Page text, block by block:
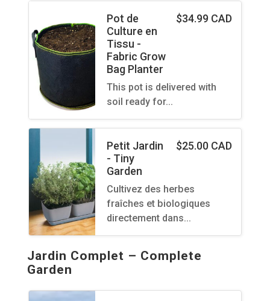
Pot de
Culture en
Tissu -
Fabric Grow
Bag Planter
$34.99 CAD
This pot is delivered with
soil ready for…
Petit Jardin
- Tiny
Garden
$25.00 CAD
Cultivez des herbes
fraîches et biologiques
directement dans…
Jardin Complet – Complete
Garden